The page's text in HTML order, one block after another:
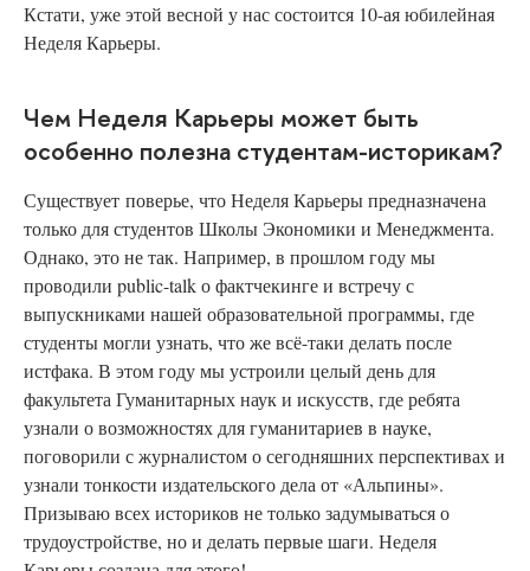
Кстати, уже этой весной у нас состоится 10-ая юбилейная
Неделя Карьеры.
Чем Неделя Карьеры может быть
особенно полезна студентам-историкам?
Существует поверье, что Неделя Карьеры предназначена
только для студентов Школы Экономики и Менеджмента.
Однако, это не так. Например, в прошлом году мы
проводили public-talk о фактчекинге и встречу с
выпускниками нашей образовательной программы, где
студенты могли узнать, что же всё-таки делать после
истфака. В этом году мы устроили целый день для
факультета Гуманитарных наук и искусств, где ребята
узнали о возможностях для гуманитариев в науке,
поговорили с журналистом о сегодняшних перспективах и
узнали тонкости издательского дела от «Альпины».
Призываю всех историков не только задумываться о
трудоустройстве, но и делать первые шаги. Неделя